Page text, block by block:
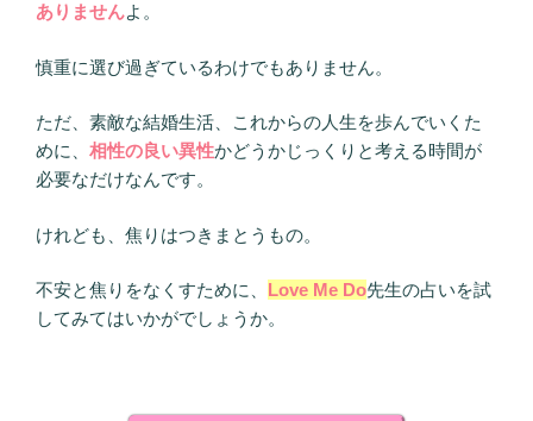
ありませんよ。
慎重に選び過ぎているわけでもありません。
ただ、素敵な結婚生活、これからの人生を歩んでいくた
めに、 相性の良い異性かどうかじっくりと考える時間が
必要なだけなんです。
けれども、焦りはつきまとうもの。
不安と焦りをなくすために、 Love Me Do先生の占いを試
してみてはいかがでしょうか。